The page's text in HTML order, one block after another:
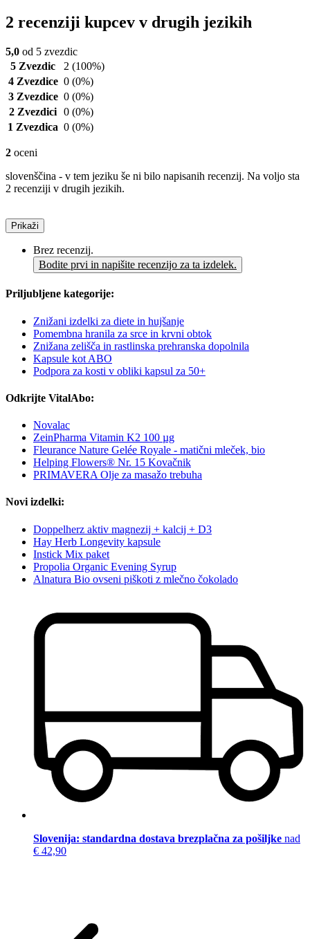
2 recenziji kupcev v drugih jezikih
5,0 od 5 zvezdic
5 Zvezdic
2 (100%)
4 Zvezdice 0 (0%)
3 Zvezdice 0 (0%)
2 Zvezdici 0 (0%)
1 Zvezdica 0 (0%)
2 oceni
slovenščina - v tem jeziku še ni bilo napisanih recenzij. Na voljo sta
2 recenziji v drugih jezikih.
Prikaži
Brez recenzij.
Bodite prvi in napišite recenzijo za ta izdelek.
Priljubljene kategorije:
Znižani izdelki za diete in hujšanje
Pomembna hranila za srce in krvni obtok
Znižana zelišča in rastlinska prehranska dopolnila
Kapsule kot ABO
Podpora za kosti v obliki kapsul za 50+
Odkrijte VitalAbo:
Novalac
ZeinPharma Vitamin K2 100 µg
Fleurance Nature Gelée Royale - matični mleček, bio
Helping Flowers® Nr. 15 Kovačnik
PRIMAVERA Olje za masažo trebuha
Novi izdelki:
Doppelherz aktiv magnezij + kalcij + D3
Hay Herb Longevity kapsule
Instick Mix paket
Propolia Organic Evening Syrup
Alnatura Bio ovseni piškoti z mlečno čokolado
Slovenija: standardna dostava brezplačna za pošiljke nad
€ 42,90